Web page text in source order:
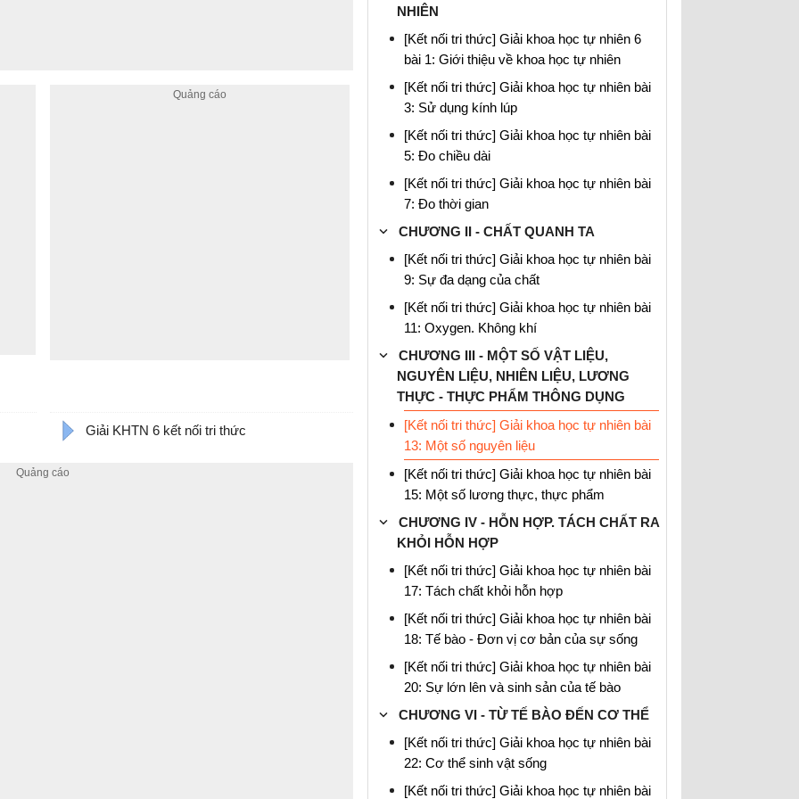
Giải KHTN 6 kết nối tri thức
NHIÊN
[Kết nối tri thức] Giải khoa học tự nhiên 6
bài 1: Giới thiệu về khoa học tự nhiên
[Kết nối tri thức] Giải khoa học tự nhiên bài
3: Sử dụng kính lúp
[Kết nối tri thức] Giải khoa học tự nhiên bài
5: Đo chiều dài
[Kết nối tri thức] Giải khoa học tự nhiên bài
7: Đo thời gian
CHƯƠNG II - CHẤT QUANH TA
[Kết nối tri thức] Giải khoa học tự nhiên bài
9: Sự đa dạng của chất
[Kết nối tri thức] Giải khoa học tự nhiên bài
11: Oxygen. Không khí
CHƯƠNG III - MỘT SỐ VẬT LIỆU,
NGUYÊN LIỆU, NHIÊN LIỆU, LƯƠNG
THỰC - THỰC PHẨM THÔNG DỤNG
[Kết nối tri thức] Giải khoa học tự nhiên bài
13: Một số nguyên liệu
[Kết nối tri thức] Giải khoa học tự nhiên bài
15: Một số lương thực, thực phẩm
CHƯƠNG IV - HỖN HỢP. TÁCH CHẤT RA
KHỎI HỖN HỢP
[Kết nối tri thức] Giải khoa học tự nhiên bài
17: Tách chất khỏi hỗn hợp
[Kết nối tri thức] Giải khoa học tự nhiên bài
18: Tế bào - Đơn vị cơ bản của sự sống
[Kết nối tri thức] Giải khoa học tự nhiên bài
20: Sự lớn lên và sinh sản của tế bào
CHƯƠNG VI - TỪ TẾ BÀO ĐẾN CƠ THỂ
[Kết nối tri thức] Giải khoa học tự nhiên bài
22: Cơ thể sinh vật sống
[Kết nối tri thức] Giải khoa học tự nhiên bài